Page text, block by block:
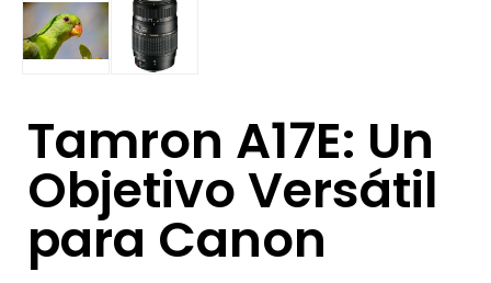
Tamron A17E: Un
Objetivo Versátil
para Canon